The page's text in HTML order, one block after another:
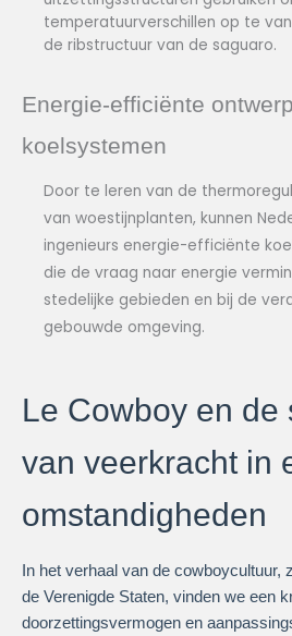
temperatuurverschillen op te
de ribstructuur van de saguaro.
Energie-efficiënte
koelsystemen
Door te leren van de
van woestijnplanten, kunnen
ingenieurs energie-efficiënte
die de vraag naar energie
stedelijke gebieden en bij de
gebouwde omgeving.
Le Cowboy en de
van veerkracht in
omstandigheden
In het verhaal van de cowboycultuur,
de Verenigde Staten, vinden we een
doorzettingsvermogen en